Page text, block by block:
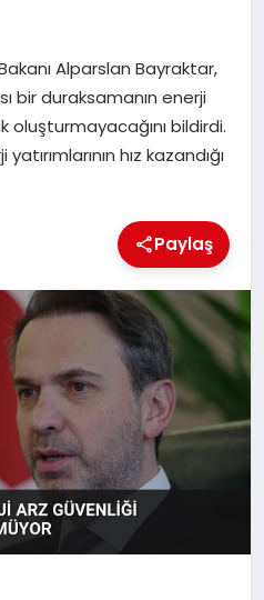
Alparslan Bayraktar,
bir duraksamanın enerji
oluşturmayacağını bildirdi.
hız kazandığı
Paylaş